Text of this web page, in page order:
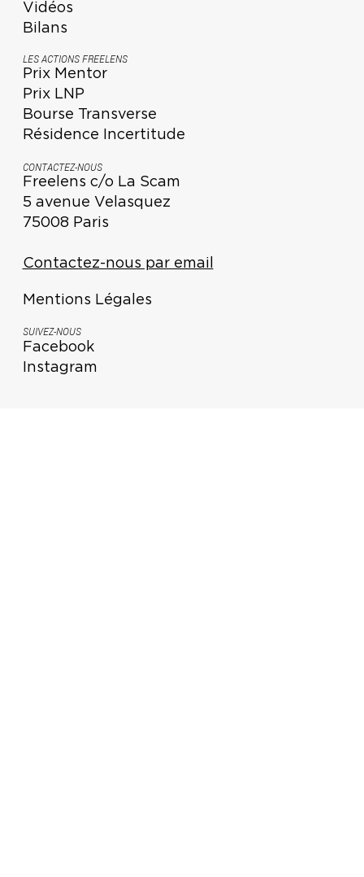
Vidéos
Bilans
LES ACTIONS FREELENS
Prix Mentor
Prix LNP
Bourse Transverse
Résidence Incertitude
CONTACTEZ-NOUS
Freelens c/o La Scam
5 avenue Velasquez
75008 Paris
Contactez-nous par email
Mentions Légales
SUIVEZ-NOUS
Facebook
Instagram